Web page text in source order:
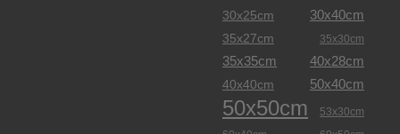
30x25cm 30x40cm
35x27cm 35x30cm
35x35cm 40x28cm
40x40cm 50x40cm
50x50cm
53x30cm